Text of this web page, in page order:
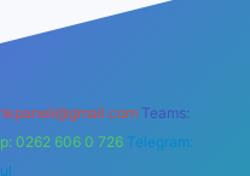
Teams:
0262 606 0 726 Telegram: